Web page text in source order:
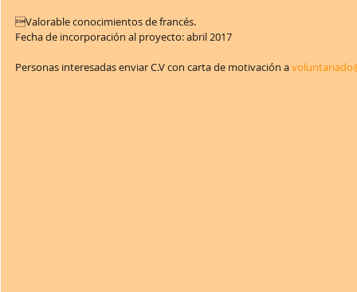
Valorable conocimientos de francés.
Fecha de incorporación al proyecto: abril 2017
Personas interesadas enviar C.V con carta de motivación a